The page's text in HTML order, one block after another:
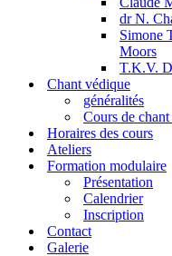
dr N.
Simone
Moors
T.K.V.
Chant védique
généralités
Cours de
Horaires des cours
Ateliers
Formation modulaire
Présentation
Calendrier
Inscription
Contact
Galerie